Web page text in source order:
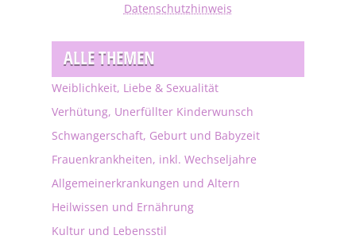
Datenschutzhinweis
ALLE THEMEN
Weiblichkeit, Liebe & Sexualität
Verhütung, Unerfüllter Kinderwunsch
Schwangerschaft, Geburt und Babyzeit
Frauenkrankheiten, inkl. Wechseljahre
Allgemeinerkrankungen und Altern
Heilwissen und Ernährung
Kultur und Lebensstil